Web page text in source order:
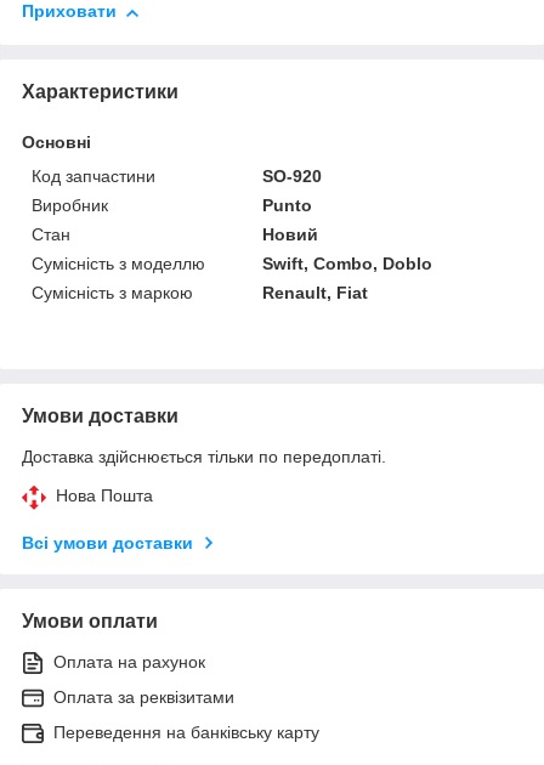
Приховати
Характеристики
Основні
Код запчастини
SO-920
Виробник
Punto
Стан
Новий
Сумісність з моделлю
Swift, Combo, Doblo
Сумісність з маркою
Renault, Fiat
Умови доставки
Доставка здійснюється тільки по передоплаті.
Нова Пошта
Всі умови доставки
Умови оплати
Оплата на рахунок
Оплата за реквізитами
Переведення на банківську карту